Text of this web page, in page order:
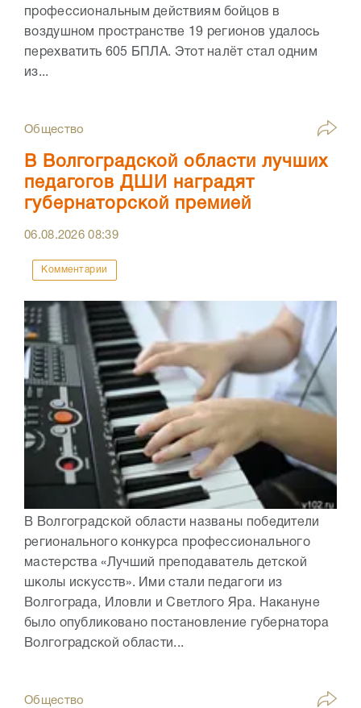
профессиональным действиям бойцов в
воздушном пространстве 19 регионов удалось
перехватить 605 БПЛА. Этот налёт стал одним
из...
Общество
В Волгоградской области лучших
педагогов ДШИ наградят
губернаторской премией
06.08.202608:39
Комментарии
В Волгоградской области названы победители
регионального конкурса профессионального
мастерства «Лучший преподаватель детской
школы искусств». Ими стали педагоги из
Волгограда, Иловли и Светлого Яра. Накануне
было опубликовано постановление губернатора
Волгоградской области...
Общество